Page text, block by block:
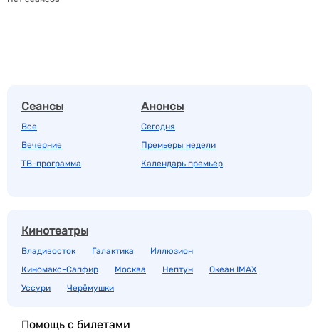
Сеансы
Все
Вечерние
ТВ-программа
Анонсы
Сегодня
Премьеры недели
Календарь премьер
Кинотеатры
Владивосток Галактика
Иллюзион
Киномакс-Сапфир
Москва Нептун
Океан IMAX
Уссури
Черёмушки
Помощь с билетами